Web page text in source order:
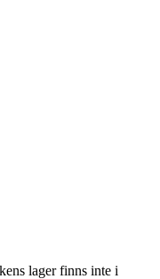
lager finns inte i